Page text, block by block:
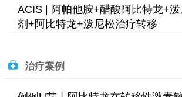
ACIS | 阿帕他胺+醋酸阿比特龙+
剂+阿比特龙+泼尼松治疗转移
治疗案例